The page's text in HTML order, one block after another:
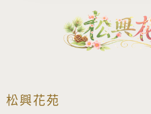
松興花苑